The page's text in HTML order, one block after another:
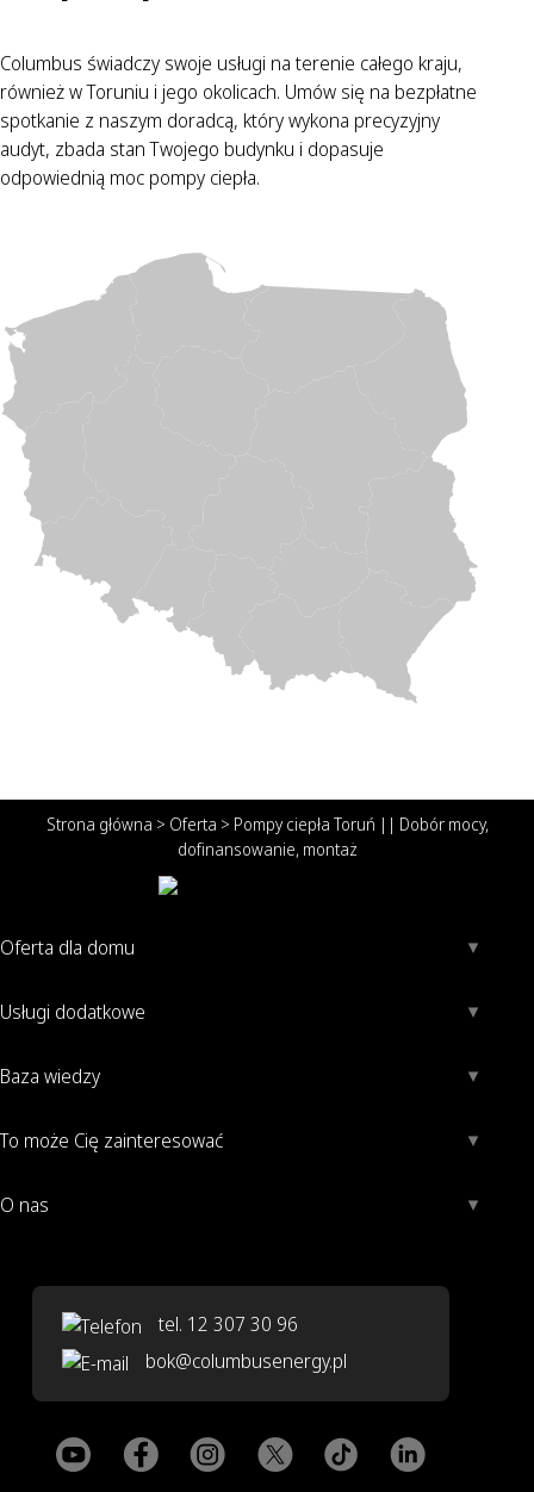
Columbus świadczy swoje usługi na terenie całego kraju,
również w Toruniu i jego okolicach. Umów się na bezpłatne
spotkanie z naszym doradcą, który wykona precyzyjny
audyt, zbada stan Twojego budynku i dopasuje
odpowiednią moc pompy ciepła.
Strona główna > Oferta > Pompy ciepła Toruń || Dobór mocy,
dofinansowanie, montaż
Oferta dla domu
Usługi dodatkowe
Baza wiedzy
To może Cię zainteresować
O nas
tel. 12 307 30 96
bok@columbusenergy.pl